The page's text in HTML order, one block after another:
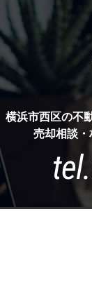
横浜市西区の不
売却相談・
tel.